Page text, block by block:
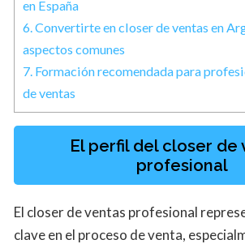
en España
6.Convertirte en closer de ventas en
aspectos comunes
7. Formación recomendada para
de ventas
El perfil del closer de
profesional
El closer de ventas profesional
clave en el proceso de venta,